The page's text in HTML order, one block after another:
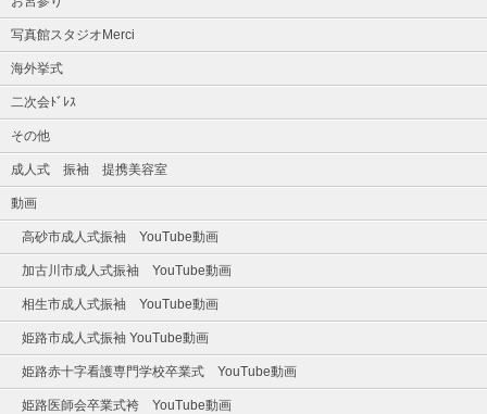
写真館スタジオMerci
海外挙式
二次会ﾄﾞﾚｽ
その他
成人式 振袖 提携美容室
動画
高砂市成人式振袖 YouTube動画
加古川市成人式振袖 YouTube動画
相生市成人式振袖 YouTube動画
姫路市成人式振袖 YouTube動画
姫路赤十字看護専門学校卒業式 YouTube動画
姫路医師会卒業式袴 YouTube動画